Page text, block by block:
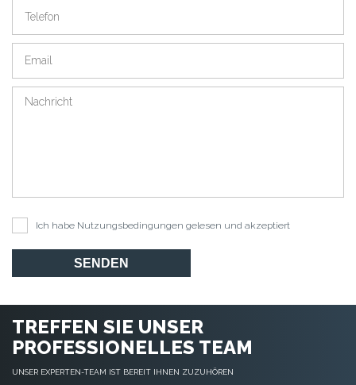
Ich habe Nutzungsbedingungen gelesen und akzeptiert
SENDEN
TREFFEN SIE UNSER
PROFESSIONELLES TEAM
UNSER EXPERTEN-TEAM IST BEREIT IHNEN ZUZUHÖREN